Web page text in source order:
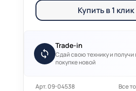
Купить в 1 клик
Trade-in
Сдай свою технику и получи
покупке новой
Арт. 09-04538 Все